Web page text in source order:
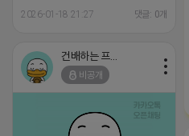
2026-01-18 21:27 댓글: 0개
건배하는 프로도
비공개